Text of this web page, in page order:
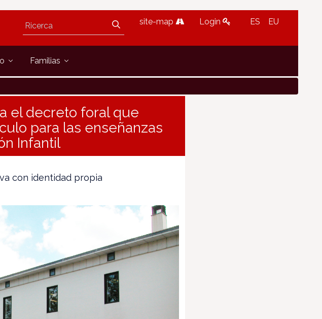
site-map Login ES EU
Familias
el decreto foral que
para las enseñanzas
Infantil
con identidad propia